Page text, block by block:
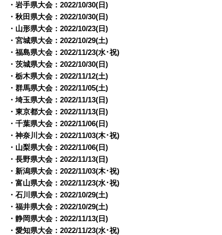
・岩手県大会：2022/10/30(日)
・秋田県大会：2022/10/30(日)
・山形県大会：2022/10/23(日)
・宮城県大会：2022/10/29(土)
・福島県大会：2022/11/23(水･祝)
・茨城県大会：2022/10/30(日)
・栃木県大会：2022/11/12(土)
・群馬県大会：2022/11/05(土)
・埼玉県大会：2022/11/13(日)
・東京都大会：2022/11/13(日)
・千葉県大会：2022/11/06(日)
・神奈川大会：2022/11/03(木･祝)
・山梨県大会：2022/11/06(日)
・長野県大会：2022/11/13(日)
・新潟県大会：2022/11/03(木･祝)
・富山県大会：2022/11/23(水･祝)
・石川県大会：2022/10/29(土)
・福井県大会：2022/10/29(土)
・静岡県大会：2022/11/13(日)
・愛知県大会：2022/11/23(水･祝)